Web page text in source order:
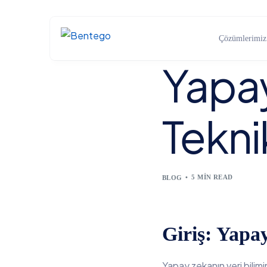
Çözümlerimiz
Açık Kaynaklı Büyük Veri Çözümleri
Yapay Zeka, Makine ve Derin Öğrenme Çözümleri
BLOG 5 MIN READ
Giriş: